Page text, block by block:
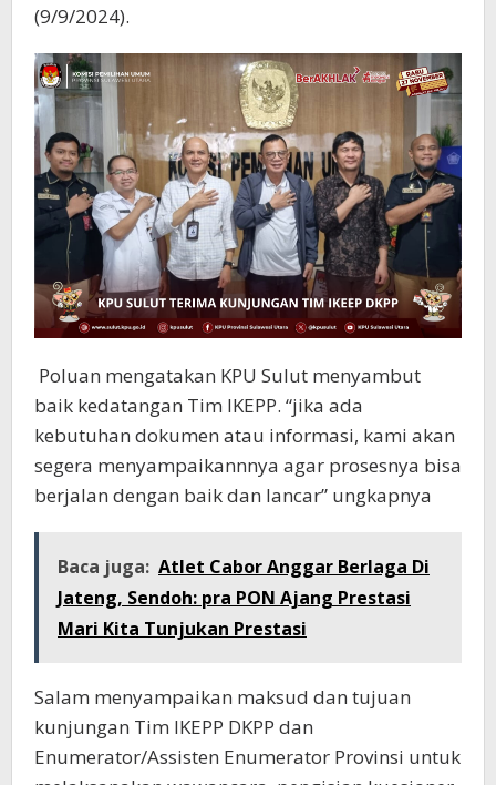
(9/9/2024).
Poluan mengatakan KPU Sulut menyambut
baik kedatangan Tim IKEPP. “jika ada
kebutuhan dokumen atau informasi, kami akan
segera menyampaikannnya agar prosesnya bisa
berjalan dengan baik dan lancar” ungkapnya
Baca juga: Atlet Cabor Anggar Berlaga Di
Jateng, Sendoh: pra PON Ajang Prestasi
Mari Kita Tunjukan Prestasi
Salam menyampaikan maksud dan tujuan
kunjungan Tim IKEPP DKPP dan
Enumerator/Assisten Enumerator Provinsi untuk